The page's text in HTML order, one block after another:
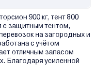
900 кг, тент 800
с защитным тентом,
на загородных и
с учётом
отличным запасом
Благодаря усиленной